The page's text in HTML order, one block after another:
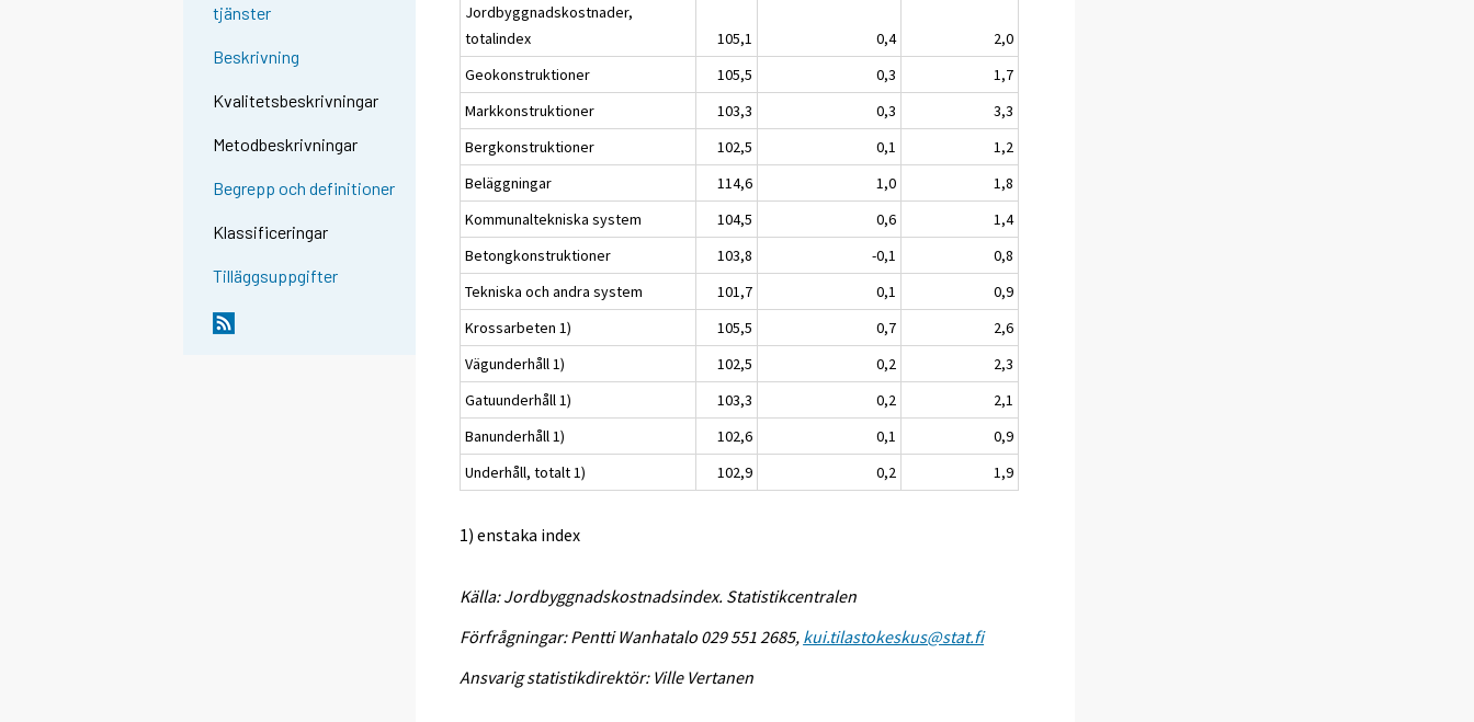
tjänster
Beskrivning
Kvalitetsbeskrivningar
Metodbeskrivningar
Begrepp och definitioner
Klassificeringar
Tilläggsuppgifter
Jordbyggnadskostnader,
totalindex
105,1 0,4
2,0
Geokonstruktioner
105,5 0,3
1,7
Markkonstruktioner
103,3 0,3
3,3
Bergkonstruktioner
102,5 0,1
1,2
Beläggningar
114,6 1,0
1,8
Kommunaltekniska system
104,5 0,6
1,4
Betongkonstruktioner
103,8 -0,1
0,8
Tekniska och andra system
101,7 0,1
0,9
Krossarbeten 1)
105,5 0,7
2,6
Vägunderhåll 1)
102,5 0,2
2,3
Gatuunderhåll 1)
103,3 0,2
2,1
Banunderhåll 1)
102,6 0,1
0,9
Underhåll, totalt 1)
102,9 0,2 1,9
1) enstaka index
Källa: Jordbyggnadskostnadsindex. Statistikcentralen
Förfrågningar: Pentti Wanhatalo 029 551 2685, kui.tilastokeskus@stat.fi
Ansvarig statistikdirektör: Ville Vertanen